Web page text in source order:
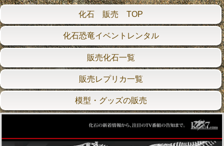
化石 販売 TOP
化石恐竜イベントレンタル
販売化石一覧
販売レプリカ一覧
模型・グッズの販売